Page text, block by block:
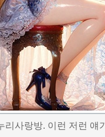
리사랑방. 이런 저런 얘기